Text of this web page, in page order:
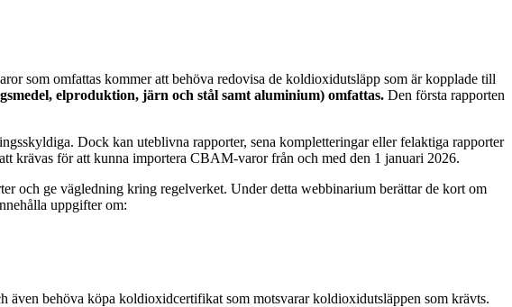
som omfattas kommer att behöva redovisa de koldioxidutsläpp som är kopplade till
elproduktion, järn och stål samt aluminium) omfattas. Den första rapporten
Dock kan uteblivna rapporter, sena kompletteringar eller felaktiga rapporter
krävas för att kunna importera CBAM-varor från och med den 1 januari 2026.
och ge vägledning kring regelverket. Under detta webbinarium berättar de kort om
uppgifter om:
behöva köpa koldioxidcertifikat som motsvarar koldioxidutsläppen som krävts.